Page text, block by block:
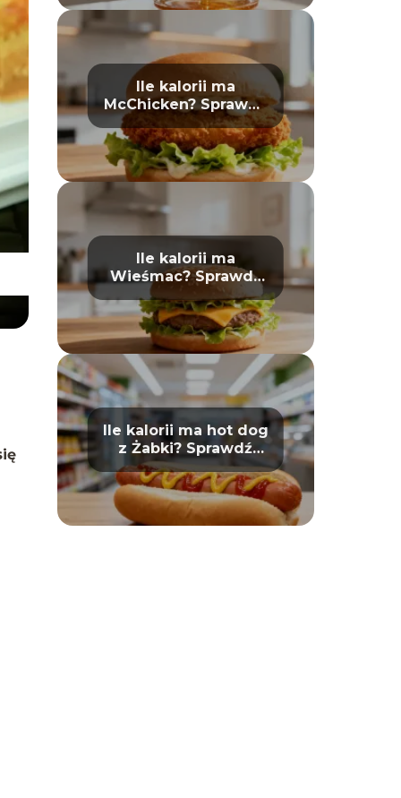
Ile kalorii ma
McChicken? Sprawdź
wartości odżywcze
Ile kalorii ma
Wieśmac? Sprawdź
wartości odżywcze
Ile kalorii ma hot dog
z Żabki? Sprawdź
wartości odżywcze